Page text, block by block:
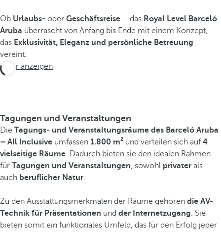
Ob Urlaubs- oder Geschäftsreise – das Royal Level Barceló
Aruba überrascht von Anfang bis Ende mit einem Konzept,
das Exklusivität, Eleganz und persönliche Betreuung
vereint.
Mehr anzeigen
Tagungen und Veranstaltungen
Die Tagungs- und Veranstaltungsräume des Barceló Aruba
– All Inclusive umfassen 1.800 m² und verteilen sich auf 4
vielseitige Räume. Dadurch bieten sie den idealen Rahmen
für Tagungen und Veranstaltungen, sowohl privater als
auch beruflicher Natur.
Zu den Ausstattungsmerkmalen der Räume gehören die AV-
Technik für Präsentationen und der Internetzugang. Sie
bieten somit ein funktionales Umfeld, das für den Erfolg jeder